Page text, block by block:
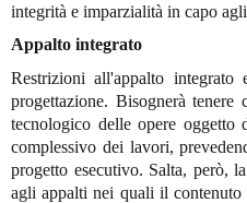
integrità e imparzialità in capo
Appalto integrato
Restrizioni all'appalto
progettazione. Bisognerà
tecnologico delle opere oggetto
complessivo dei lavori,
progetto esecutivo. Salta, però,
agli appalti nei quali il